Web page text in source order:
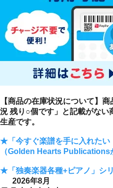
【商品の在庫状況について】
況 残り○個です」と記載がない
生産です。
★「今すぐ楽譜を手に入れたい
（Golden Hearts Publications
★「独奏楽器各種+ピアノ」シ
2026年8月